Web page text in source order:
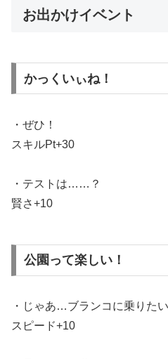
お出かけイベント
かっくいぃね！
・ぜひ！
スキルPt+30
・テストは……？
賢さ+10
公園って楽しい！
・じゃあ…ブランコに乗りたい
スピード+10